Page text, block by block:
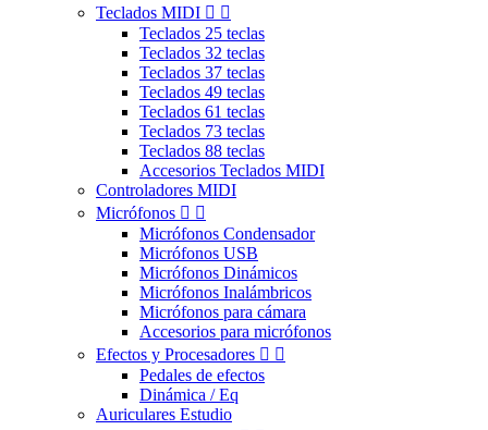
Teclados MIDI  
Teclados 25 teclas
Teclados 32 teclas
Teclados 37 teclas
Teclados 49 teclas
Teclados 61 teclas
Teclados 73 teclas
Teclados 88 teclas
Accesorios Teclados MIDI
Controladores MIDI
Micrófonos  
Micrófonos Condensador
Micrófonos USB
Micrófonos Dinámicos
Micrófonos Inalámbricos
Micrófonos para cámara
Accesorios para micrófonos
Efectos y Procesadores  
Pedales de efectos
Dinámica / Eq
Auriculares Estudio